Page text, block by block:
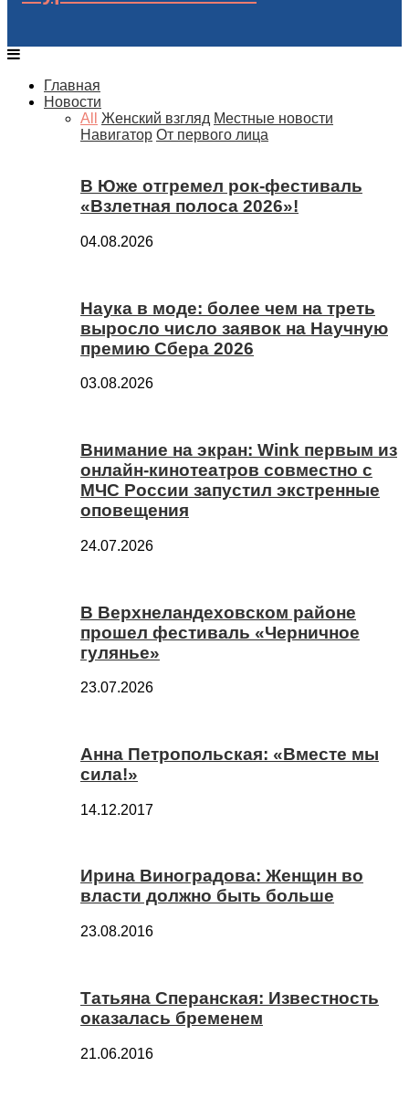
Главная
Новости
All
Женский взгляд Местные новости
Навигатор От первого лица
В Юже отгремел рок-фестиваль
«Взлетная полоса 2026»!
04.08.2026
Наука в моде: более чем на треть
выросло число заявок на Научную
премию Сбера 2026
03.08.2026
Внимание на экран: Wink первым из
онлайн-кинотеатров совместно с
МЧС России запустил экстренные
оповещения
24.07.2026
В Верхнеландеховском районе
прошел фестиваль «Черничное
гулянье»
23.07.2026
Анна Петропольская: «Вместе мы
сила!»
14.12.2017
Ирина Виноградова: Женщин во
власти должно быть больше
23.08.2016
Татьяна Сперанская: Известность
оказалась бременем
21.06.2016